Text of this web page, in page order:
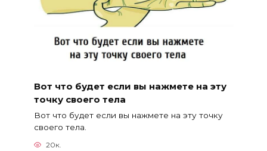
Вот что будет если вы нажмете на эту
точку своего тела
Вот что будет если вы нажмете на эту точку
своего тела.
20к.